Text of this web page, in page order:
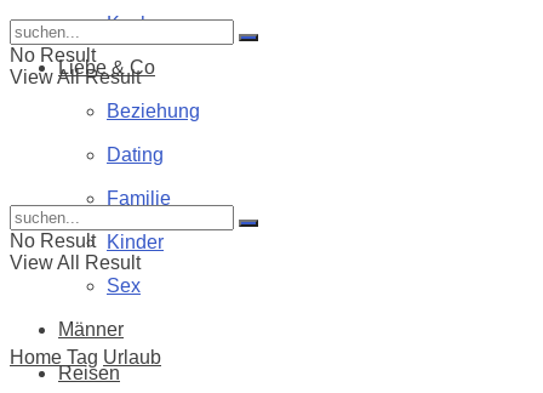
Kochen
Liebe & Co
Beziehung
Dating
Familie
Kinder
Sex
Männer
Reisen
No Result
View All Result
No Result
View All Result
Home Tag Urlaub